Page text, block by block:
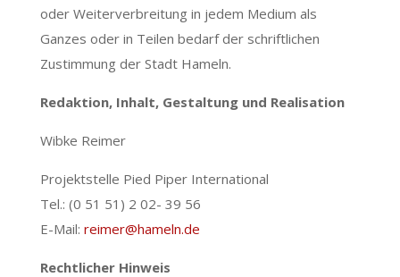
oder Weiterverbreitung in jedem Medium als
Ganzes oder in Teilen bedarf der schriftlichen
Zustimmung der Stadt Hameln.
Redaktion, Inhalt, Gestaltung und Realisation
Wibke Reimer
Projektstelle Pied Piper International
Tel.: (0 51 51) 2 02- 39 56
E-Mail: reimer@hameln.de
Rechtlicher Hinweis